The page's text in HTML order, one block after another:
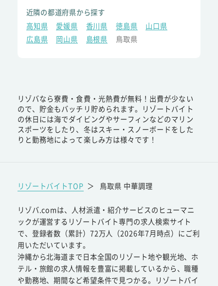
近隣の都道府県から探す
高知県
愛媛県 香川県 徳島県
山口県
広島県
岡山県 島根県 鳥取県
リゾバなら寮費・食費・光熱費が無料！出費が少ない
ので、貯金もバッチリ貯められます。リゾートバイト
の休日には海でダイビングやサーフィンなどのマリン
スポーツをしたり、冬はスキー・スノーボードをした
りと勤務地によって楽しみ方は様々です！
リゾートバイトTOP ＞ 鳥取県 中華調理
リゾバ.comは、人材派遣・紹介サービスのヒューマニ
ックが運営するリゾートバイト専門の求人検索サイト
で、登録者数（累計）72万人（2026年7月時点）にご利
用いただいています。
沖縄から北海道まで日本全国のリゾート地や観光地、ホ
テル・旅館の求人情報を豊富に掲載しているから、職種
や勤務地、期間など希望条件で見つかる。リゾートバイ